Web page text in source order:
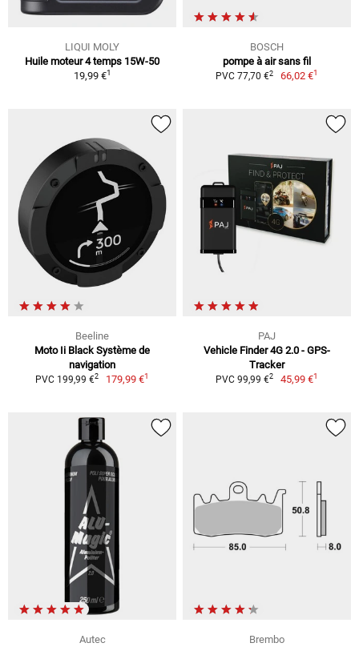
LIQUI MOLY
Huile moteur 4 temps 15W-50
19,99 €1
BOSCH
pompe à air sans fil
PVC 77,70 €2 66,02 €1
Beeline
Moto Ii Black Système de
navigation
PVC 199,99 €2 179,99 €1
PAJ
Vehicle Finder 4G 2.0 - GPS-
Tracker
PVC 99,99 €2 45,99 €1
Autec
Brembo